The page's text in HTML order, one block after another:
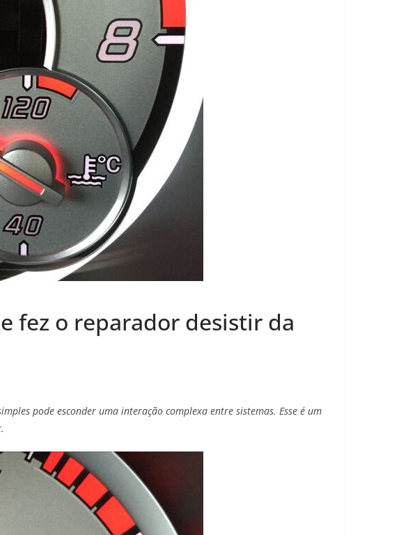
fez o reparador desistir da
pode esconder uma interação complexa entre sistemas. Esse é um